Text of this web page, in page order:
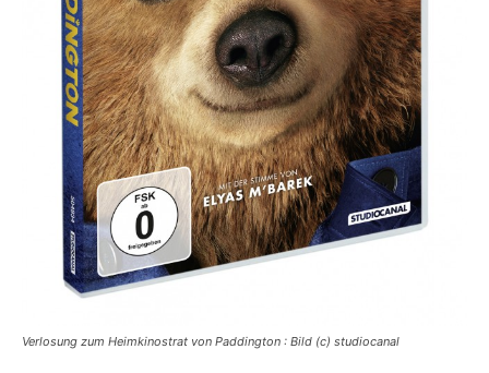
Verlosung zum Heimkinostrat von Paddington : Bild (c) studiocanal